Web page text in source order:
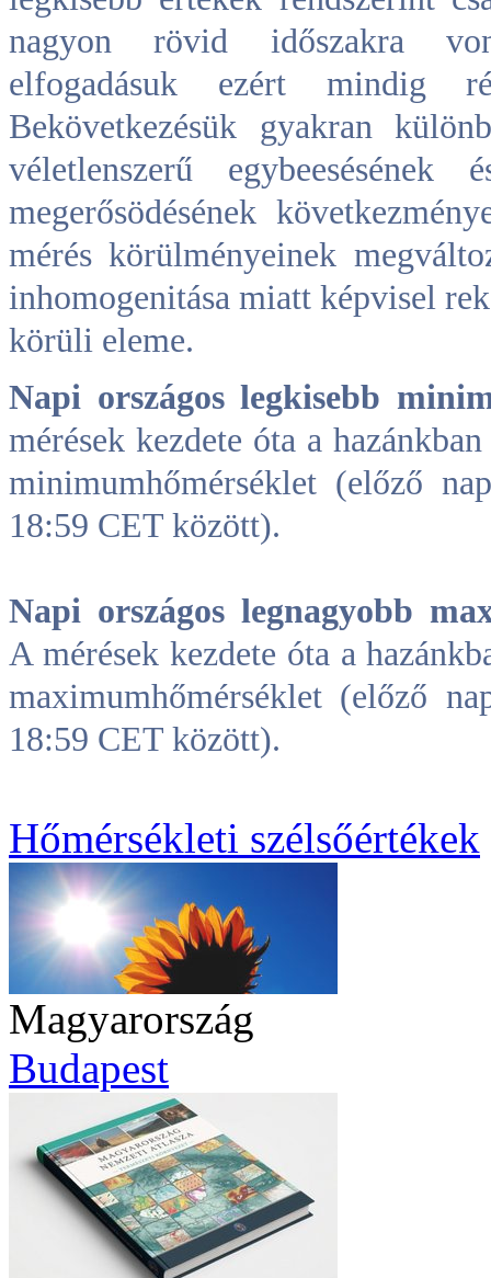
nagyon rövid időszakra
elfogadásuk ezért mindig
Bekövetkezésük gyakran
véletlenszerű
megerősödésének
mérés körülményeinek
inhomogenitása miatt képvisel
körüli eleme.
Napi országos legkisebb
mérések kezdete óta a
minimumhőmérséklet (előző
18:59 CET között).
Napi országos legnagyobb
A mérések kezdete óta a
maximumhőmérséklet (előző
18:59 CET között).
Hőmérsékleti szélsőértékek
Magyarország
Budapest